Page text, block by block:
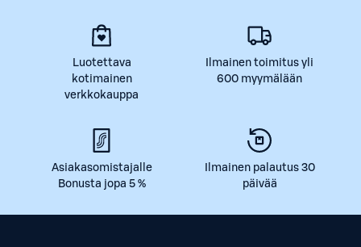
Luotettava
kotimainen
verkkokauppa
Ilmainen toimitus yli
600 myymälään
Asiakasomistajalle
Bonusta jopa 5 %
Ilmainen palautus 30
päivää